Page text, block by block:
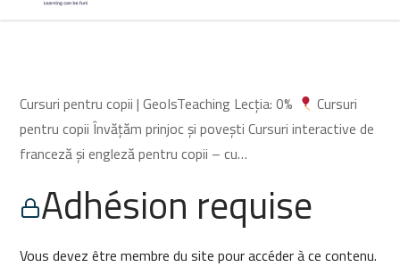
Cursuri pentru copii | GeoIsTeaching Lecția: 0%
Cursuri
pentru copii Învățăm prinjoc și povești Cursuri interactive de
franceză și engleză pentru copii – cu…
Adhésion requise
Vous devez être membre du site pour accéder à ce contenu.